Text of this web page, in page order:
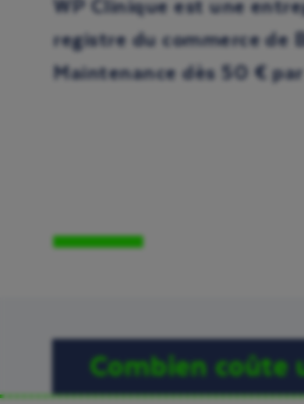
WP Clinique est une
registre du commerce de
Maintenance dès 50 €
Combien coûte